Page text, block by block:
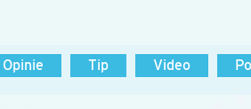
Opinie Tip Video